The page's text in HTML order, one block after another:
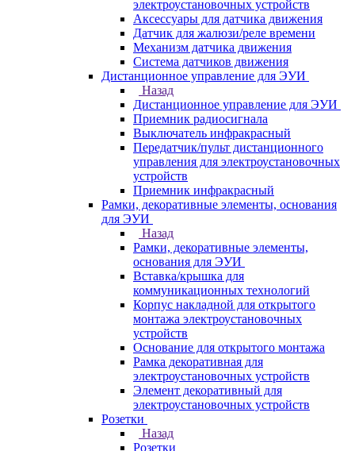
электроустановочных устройств
Аксессуары для датчика движения
Датчик для жалюзи/реле времени
Механизм датчика движения
Система датчиков движения
Дистанционное управление для ЭУИ
Назад
Дистанционное управление для ЭУИ
Приемник радиосигнала
Выключатель инфракрасный
Передатчик/пульт дистанционного
управления для электроустановочных
устройств
Приемник инфракрасный
Рамки, декоративные элементы, основания
для ЭУИ
Назад
Рамки, декоративные элементы,
основания для ЭУИ
Вставка/крышка для
коммуникационных технологий
Корпус накладной для открытого
монтажа электроустановочных
устройств
Основание для открытого монтажа
Рамка декоративная для
электроустановочных устройств
Элемент декоративный для
электроустановочных устройств
Розетки
Назад
Розетки